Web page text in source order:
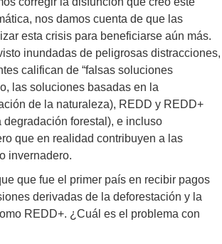
nos damos cuenta de que las
esta crisis para beneficiarse aún más.
inundadas de peligrosas distracciones,
califican de “falsas soluciones
las soluciones basadas en la
de la naturaleza), REDD y REDD+
forestal), e incluso
que en realidad contribuyen a las
invernadero.
que fue el primer país en recibir pagos
derivadas de la deforestación y la
REDD+. ¿Cuál es el problema con